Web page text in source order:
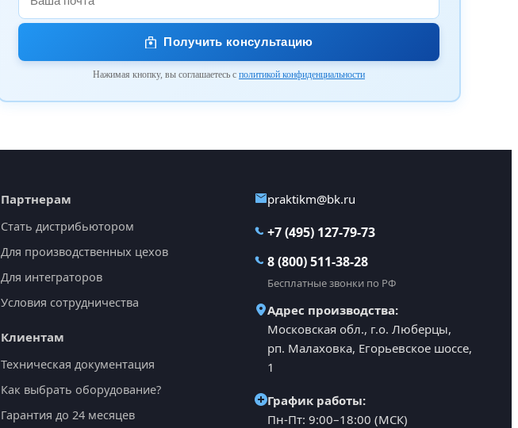
Получить консультацию
Нажимая кнопку, вы соглашаетесь с политикой конфиденциальности
Партнерам
Стать дистрибьютором
Для производственных цехов
Для интеграторов
Условия сотрудничества
Клиентам
Техническая документация
Как выбрать оборудование?
Гарантия до 24 месяцев
praktikm@bk.ru
+7 (495) 127-79-73
8 (800) 511-38-28
Бесплатные звонки по РФ
Адрес производства:
Московская обл., г.о. Люберцы,
рп. Малаховка, Егорьевское шоссе,
1
График работы:
Пн-Пт: 9:00–18:00 (МСК)